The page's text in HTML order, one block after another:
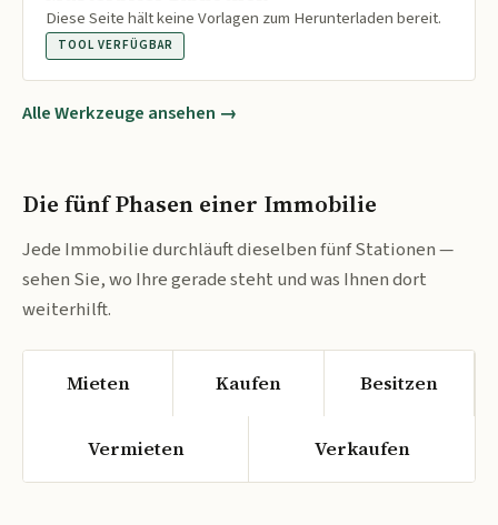
Diese Seite hält keine Vorlagen zum Herunterladen bereit.
TOOL VERFÜGBAR
Alle Werkzeuge ansehen →
Die fünf Phasen einer Immobilie
Jede Immobilie durchläuft dieselben fünf Stationen —
sehen Sie, wo Ihre gerade steht und was Ihnen dort
weiterhilft.
Mieten Kaufen Besitzen
Vermieten Verkaufen